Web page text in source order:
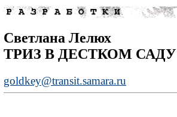
Светлана Лелюх
ТРИЗ В ДЕСТКОМ САДУ
goldkey@transit.samara.ru